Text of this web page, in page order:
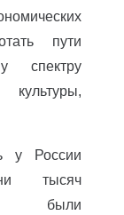
пути
спектру
у России
тысяч
были